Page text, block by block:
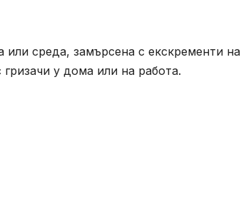
среда, замърсена с екскременти на
у дома или на работа.